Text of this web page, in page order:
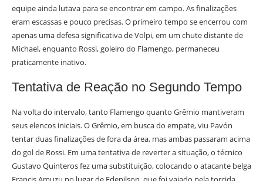
equipe ainda lutava para se encontrar em campo. As finalizações
eram escassas e pouco precisas. O primeiro tempo se encerrou com
apenas uma defesa significativa de Volpi, em um chute distante de
Michael, enquanto Rossi, goleiro do Flamengo, permaneceu
praticamente inativo.
Tentativa de Reação no Segundo Tempo
Na volta do intervalo, tanto Flamengo quanto Grêmio mantiveram
seus elencos iniciais. O Grêmio, em busca do empate, viu Pavón
tentar duas finalizações de fora da área, mas ambas passaram acima
do gol de Rossi. Em uma tentativa de reverter a situação, o técnico
Gustavo Quinteros fez uma substituição, colocando o atacante belga